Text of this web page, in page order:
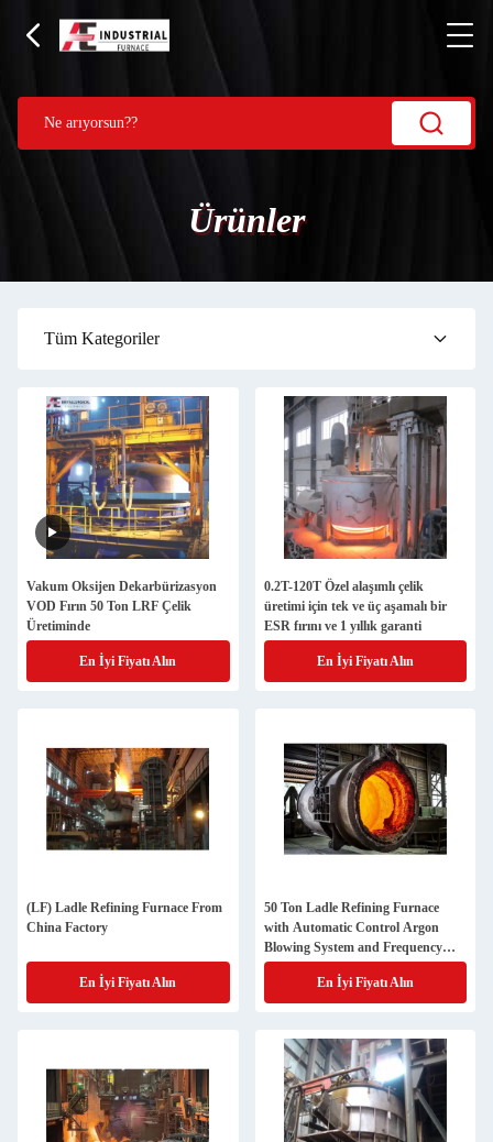
Ürünler
Tüm Kategoriler
Vakum Oksijen Dekarbürizasyon
VOD Fırın 50 Ton LRF Çelik
Üretiminde
En İyi Fiyatı Alın
0.2T-120T Özel alaşımlı çelik
üretimi için tek ve üç aşamalı bir
ESR fırını ve 1 yıllık garanti
En İyi Fiyatı Alın
(LF) Ladle Refining Furnace From
China Factory
En İyi Fiyatı Alın
50 Ton Ladle Refining Furnace
with Automatic Control Argon
Blowing System and Frequency
Control Ladle Car for Steel Making
ManufactureEn İyi Fiyatı Alın